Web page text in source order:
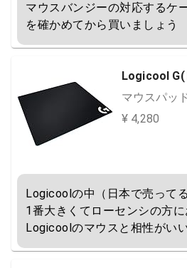
マウスバンジーの対応するケ
を確かめてから買いましょう
Logicool G(
マウスパッ
¥ 4,280
Logicoolの中（日本で売って
1番大きくてローセンシの方に
Logicoolのマウスと相性がい